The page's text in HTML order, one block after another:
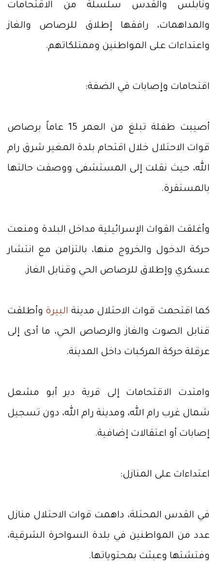
ونابلس والقدس سلسلة من الاقتحامات
والمداهمات، رافقها إطلاق للرصاص والغاز
واعتداءات على المواطنين وممتلكاتهم.
اقتحامات وإصابات في الضفة:
أصيبت طفلة تبلغ من العمر 15 عاماً برصاص
قوات الاحتلال خلال اقتحام بلدة المغير شرق رام
الله، حيث نقلت إلى المستشفى ووصفت حالتها
بالمستقرة.
وأغلقت القوات الإسرائيلية مداخل البلدة ومنعت
حركة الدخول والخروج منها، بالتزامن مع انتشار
عسكري وإطلاق للرصاص الحي وقنابل الغاز.
كما اقتحمت قوات الاحتلال مدينة البيرة وأطلقت
قنابل الصوت والغاز والرصاص الحي، ما أدى إلى
عرقلة حركة المركبات داخل المدينة.
وامتدت الاقتحامات إلى قرية دير أبو مشعل
شمال غرب رام الله، ومدينة رام الله، دون تسجيل
إصابات أو اعتقالات إضافية.
اعتداءات على المنازل:
في القدس المحتلة، داهمت قوات الاحتلال منازل
عدد من المواطنين في بلدة السواحرة الشرقية،
وفتشتها وعبثت بمحتوياتها.